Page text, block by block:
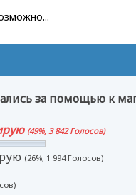
за помощью к
(49%, 3 842 Голосов)
(26%, 1 994 Голосов)